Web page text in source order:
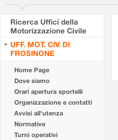
Ricerca Uffici della
Motorizzazione Civile
UFF. MOT. CIV. DI
FROSINONE
Home Page
Dove siamo
Orari apertura sportelli
Organizzazione e contatti
Avvisi all'utenza
Normative
Turni operativi